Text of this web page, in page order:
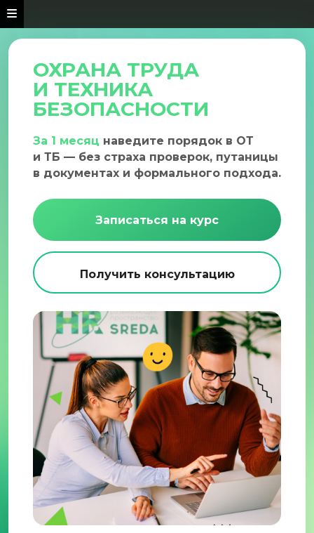
ОХРАНА ТРУДА
И ТЕХНИКА
БЕЗОПАСНОСТИ
За 1 месяц наведите порядок в ОТ
и ТБ — без страха проверок, путаницы
в документах и формального подхода.
Записаться на курс
Получить консультацию